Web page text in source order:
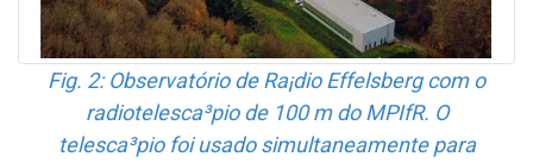
Fig. 2: Observatório de Ra¡dio Effelsberg com o
radiotelesca³pio de 100 m do MPIfR. O
telesca³pio foi usado simultaneamente para